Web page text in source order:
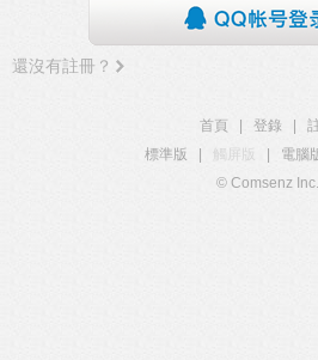
還沒有註冊？
首頁 登錄
標準版
觸屏版 電腦
© Comsenz Inc.